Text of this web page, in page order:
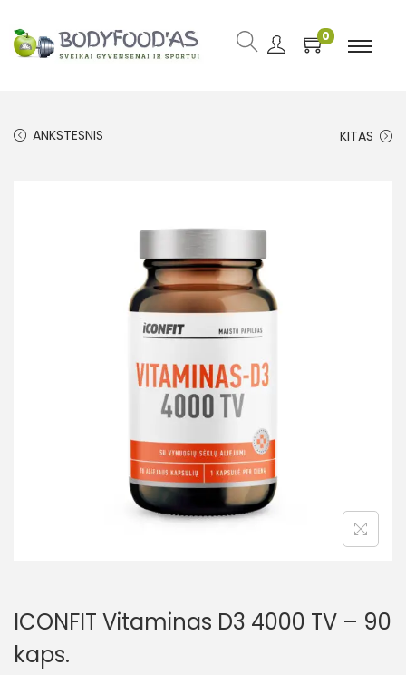
0
ANKSTESNIS KITAS
ICONFIT Vitaminas D3 4000 TV – 90
kaps.